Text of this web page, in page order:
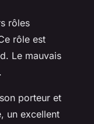
rôles
rôle est
Le mauvais
porteur et
un excellent